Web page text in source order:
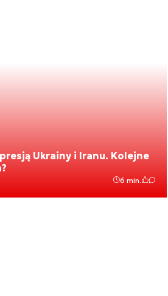
Ukrainy i Iranu. Kolejne
6 min.